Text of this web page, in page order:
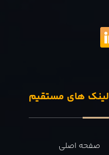
لینک های مستقیم
صفحه اصلی